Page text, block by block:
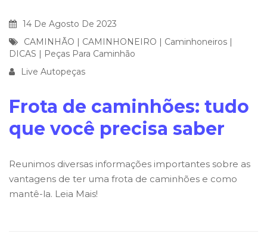
14 De Agosto De 2023
CAMINHÃO | CAMINHONEIRO | Caminhoneiros |
DICAS | Peças Para Caminhão
Live Autopeças
Frota de caminhões: tudo
que você precisa saber
Reunimos diversas informações importantes sobre as
vantagens de ter uma frota de caminhões e como
mantê-la. Leia Mais!